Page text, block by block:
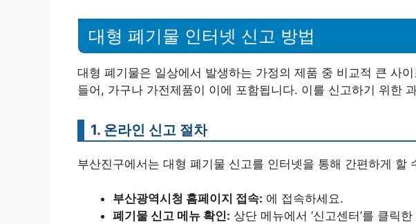
대형 폐기물 인터넷 신고 방법
대형 폐기물은 일상에서 발생하는 가정의 제품 중 비교적 큰 사
들어, 가구나 가전제품이 이에 포함됩니다. 이를 신고하기 위한
1. 온라인 신고 절차
부산진구에서는 대형 폐기물 신고를 인터넷을 통해 간편하게 할
부산광역시청 홈페이지 접속: 에 접속하세요.
폐기물 신고 메뉴 확인: 상단 메뉴에서 ‘신고센터’를 클릭